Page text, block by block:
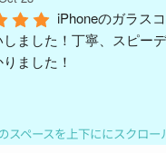
iPhoneのガラス
しました！丁寧、スピー
ました！
久々PORTERバ
スペースを上下ににスクロー